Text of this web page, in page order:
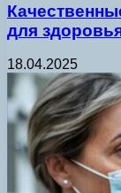
для
18.04.2025